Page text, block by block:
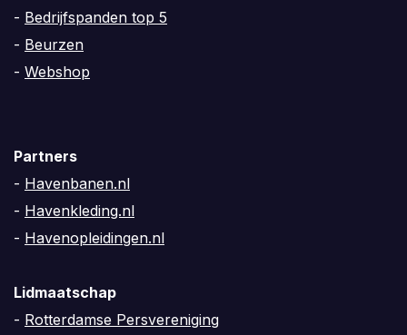
- Bedrijfspanden top 5
- Beurzen
- Webshop
Partners
- Havenbanen.nl
- Havenkleding.nl
- Havenopleidingen.nl
Lidmaatschap
- Rotterdamse Persvereniging